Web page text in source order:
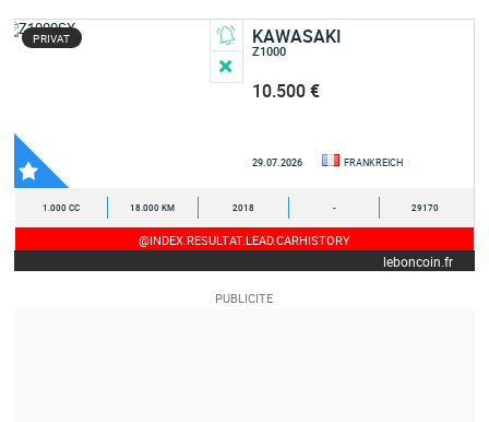
PRIVAT KAWASAKI
Z1000
10.500 €
29.07.2026 FRANKREICH
1.000 CC 18.000 KM 2018 - 29170
@INDEX.RESULTAT.LEAD.CARHISTORY
leboncoin.fr